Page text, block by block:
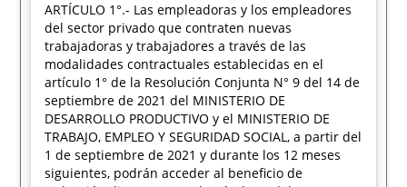
ARTÍCULO 1°.- Las empleadoras y los empleadores
del sector privado que contraten nuevas
trabajadoras y trabajadores a través de las
modalidades contractuales establecidas en el
artículo 1° de la Resolución Conjunta N° 9 del 14 de
septiembre de 2021 del MINISTERIO DE
DESARROLLO PRODUCTIVO y el MINISTERIO DE
TRABAJO, EMPLEO Y SEGURIDAD SOCIAL, a partir del
1 de septiembre de 2021 y durante los 12 meses
siguientes, podrán acceder al beneficio de